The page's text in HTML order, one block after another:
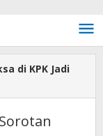
di KPK Jadi